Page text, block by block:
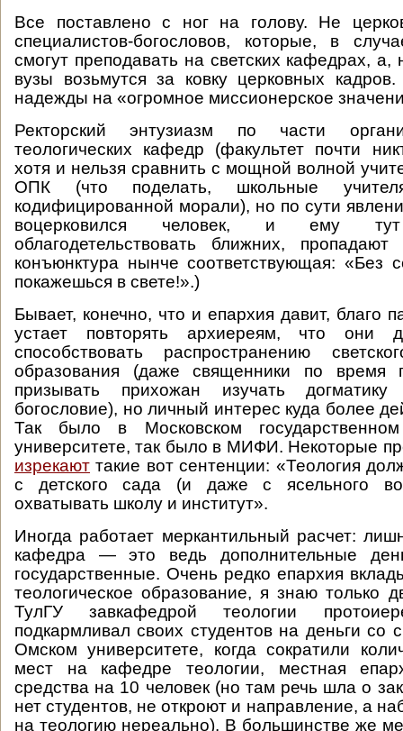
Все поставлено с ног на голову. Не
специалистов-богословов, которые, в
смогут преподавать на светских кафедрах, а,
вузы возьмутся за ковку церковных
надежды на «огромное миссионерское
Ректорский энтузиазм по части
теологических кафедр (факультет почти
хотя и нельзя сравнить с мощной волной
ОПК (что поделать, школьные
кодифицированной морали), но по сути
воцерковился человек, и ему
облагодетельствовать ближних,
конъюнктура нынче соответствующая: «Без
покажешься в свете!».)
Бывает, конечно, что и епархия давит, благо
устает повторять архиереям, что они
способствовать распространению
образования (даже священники по время
призывать прихожан изучать
богословие), но личный интерес куда более
Так было в Московском государственном
университете, так было в МИФИ. Некоторые
изрекают такие вот сентенции: «Теология
с детского сада (и даже с ясельного
охватывать школу и институт».
Иногда работает меркантильный расчет:
кафедра — это ведь дополнительные
государственные. Очень редко епархия
теологическое образование, я знаю только
ТулГУ завкафедрой теологии
подкармливал своих студентов на деньги со
Омском университете, когда сократили
мест на кафедре теологии, местная
средства на 10 человек (но там речь шла о
нет студентов, не откроют и направление, а
на теологию нереально). В большинстве же